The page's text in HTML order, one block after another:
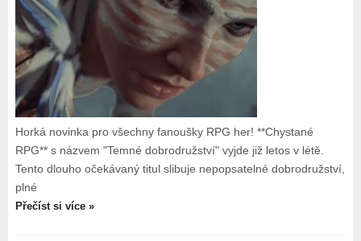
Horká novinka pro všechny fanoušky RPG her! **Chystané
RPG** s názvem "Temné dobrodružství" vyjde již letos v létě.
Tento dlouho očekávaný titul slibuje nepopsatelné dobrodružství,
plné
Přečíst si více »